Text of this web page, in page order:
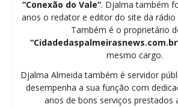
“Conexão do Vale”. Djalma também
anos o redator e editor do site da rádio
Também é o proprietário
mesmo cargo.
Djalma Almeida também é servidor
desempenha a sua função com
anos de bons serviços prestados